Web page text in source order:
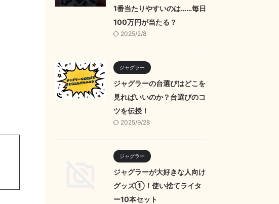
1番当たりやすいのは……毎日
100万円が当たる？
2025/2/8
ジャグラー
ジャグラーの台選びはどこを
見ればいいのか？台選びのコ
ツを伝授！
2025/9/28
ジャグラー
ジャグラーが大好きな人向け
グッズ①！使い捨てライタ
ー10本セット